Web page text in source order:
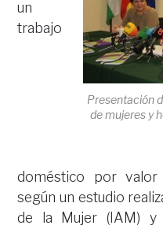
Presentación
de mujeres y
un
trabajo
doméstico por
según un estudio
de la Mujer (IAM) y